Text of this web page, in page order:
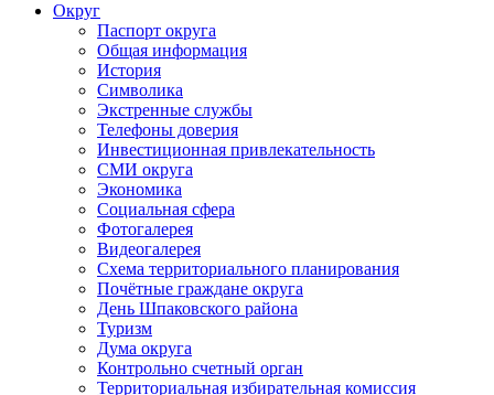
Округ
Паспорт округа
Общая информация
История
Символика
Экстренные службы
Телефоны доверия
Инвестиционная привлекательность
СМИ округа
Экономика
Социальная сфера
Фотогалерея
Видеогалерея
Схема территориального планирования
Почётные граждане округа
День Шпаковского района
Туризм
Дума округа
Контрольно счетный орган
Территориальная избирательная комиссия